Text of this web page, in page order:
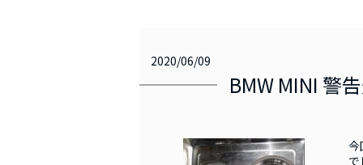
2020/06/09
BMW MINI 警
今